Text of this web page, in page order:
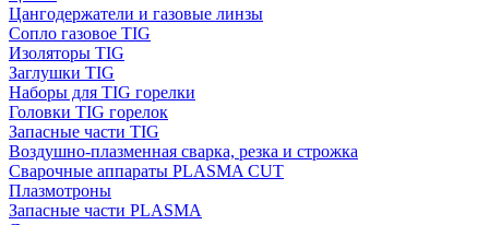
Цангодержатели и газовые линзы
Сопло газовое TIG
Изоляторы TIG
Заглушки TIG
Наборы для TIG горелки
Головки TIG горелок
Запасные части TIG
Воздушно-плазменная сварка, резка и строжка
Сварочные аппараты PLASMA CUT
Плазмотроны
Запасные части PLASMA